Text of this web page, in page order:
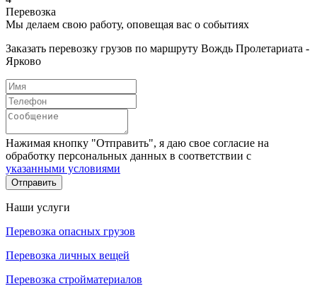
Перевозка
Мы делаем свою работу, оповещая вас о событиях
Заказать перевозку грузов по маршруту Вождь Пролетариата -
Ярково
Нажимая кнопку "Отправить", я даю свое согласие на
обработку персональных данных в соответствии с
указанными условиями
Отправить
Наши услуги
Перевозка опасных грузов
Перевозка личных вещей
Перевозка стройматериалов